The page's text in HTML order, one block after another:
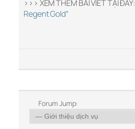
>>> XEM THÊM BÀI VIẾT TẠI ĐÂY:
Regent Gold“
Forum Jump: